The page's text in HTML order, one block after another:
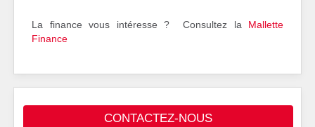
La finance vous intéresse ? Consultez la Mallette
Finance
CONTACTEZ-NOUS